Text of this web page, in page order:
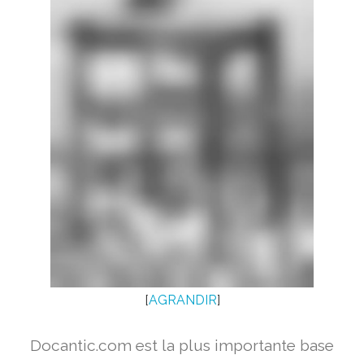
[AGRANDIR]
Docantic.com est la plus importante base